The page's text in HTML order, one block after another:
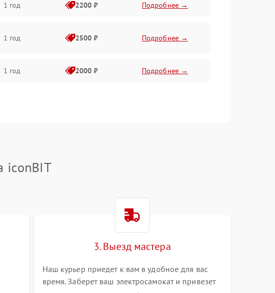
1 год 2200 ₽ Подробнее →
1 год 2500 ₽ Подробнее →
1 год 2000 ₽ Подробнее →
iconBIT
3. Выезд мастера
Наш курьер приедет к вам в удобное для вас
время. Заберет ваш электросамокат и привезет